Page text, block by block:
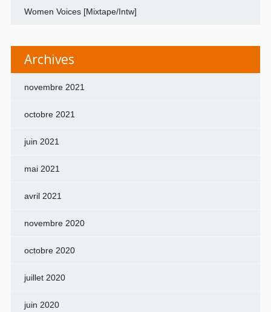
Women Voices [Mixtape/Intw]
Archives
novembre 2021
octobre 2021
juin 2021
mai 2021
avril 2021
novembre 2020
octobre 2020
juillet 2020
juin 2020